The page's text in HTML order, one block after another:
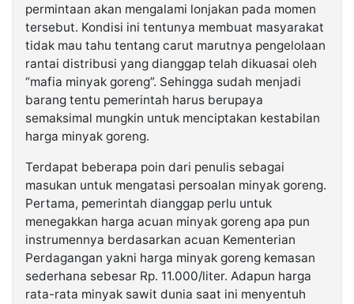
permintaan akan mengalami lonjakan pada momen
tersebut. Kondisi ini tentunya membuat masyarakat
tidak mau tahu tentang carut marutnya pengelolaan
rantai distribusi yang dianggap telah dikuasai oleh
“mafia minyak goreng”. Sehingga sudah menjadi
barang tentu pemerintah harus berupaya
semaksimal mungkin untuk menciptakan kestabilan
harga minyak goreng.
Terdapat beberapa poin dari penulis sebagai
masukan untuk mengatasi persoalan minyak goreng.
Pertama, pemerintah dianggap perlu untuk
menegakkan harga acuan minyak goreng apa pun
instrumennya berdasarkan acuan Kementerian
Perdagangan yakni harga minyak goreng kemasan
sederhana sebesar Rp. 11.000/liter. Adapun harga
rata-rata minyak sawit dunia saat ini menyentuh